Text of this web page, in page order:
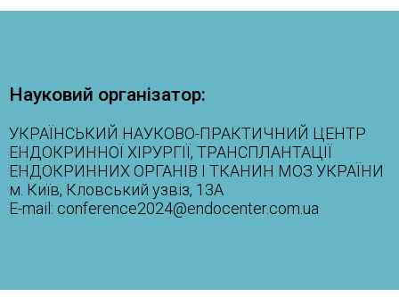
Науковий організатор:
УКРАЇНСЬКИЙ НАУКОВО-ПРАКТИЧНИЙ ЦЕНТР
ЕНДОКРИННОЇ ХІРУРГІЇ, ТРАНСПЛАНТАЦІЇ
ЕНДОКРИННИХ ОРГАНІВ І ТКАНИН МОЗ УКРАЇНИ
м. Київ, Кловський узвіз, 13А
E-mail: conference2024@endocenter.com.ua